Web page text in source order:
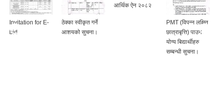
Invitation for E-
bid
ठेक्का स्वीकृत गर्ने
आशयको सुचना।
आर्थिक ऐन २०८२
PMT (विपन्न लक्षित
छात्राबृत्ति) पाउन
योग्य बिद्यार्थीहरु
सम्बन्धी सुचना।